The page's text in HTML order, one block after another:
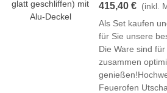
415,40 € (inkl.
Als Set kaufen
für Sie unsere
Die Ware sind
zusammen
Feuerofen